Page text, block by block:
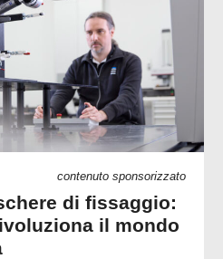
contenuto sponsorizzato
di fissaggio:
il mondo